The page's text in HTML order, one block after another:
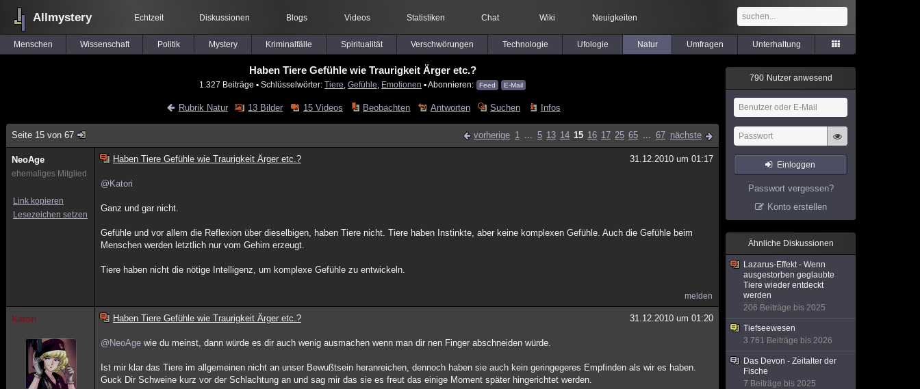
Allmystery Echtzeit Diskussionen Blogs Videos Statistiken Chat Wiki Neuigkeiten
Menschen Wissenschaft Politik Mystery Kriminalfälle Spiritualität Verschwörungen Technologie Ufologie Natur Umfragen Unterhaltung
Haben Tiere Gefühle wie Traurigkeit Ärger etc.?
1.327 Beiträge ▪ Schlüsselwörter: Tiere Gefühle Emotionen ▪ Abonnieren: Feed E-Mail
Rubrik Natur 13 Bilder 15 Videos Beobachten Antworten Suchen Infos
Seite 15 von 67 vorherige 1 ... 5 13 14 15 16 17 25 65 ... 67 nächste
NeoAge
ehemaliges Mitglied
Link kopieren
Lesezeichen setzen
Haben Tiere Gefühle wie Traurigkeit Ärger etc.? 31.12.2010 um 01:17
@Katori
Ganz und gar nicht.
Gefühle und vor allem die Reflexion über dieselbigen, haben Tiere nicht. Tiere haben Instinkte, aber keine komplexen Gefühle. Auch die Gefühle beim
Menschen werden letztlich nur vom Gehirn erzeugt.
Tiere haben nicht die nötige Intelligenz, um komplexe Gefühle zu entwickeln.
melden
Katori Haben Tiere Gefühle wie Traurigkeit Ärger etc.? 31.12.2010 um 01:20
@NeoAge wie du meinst, dann würde es dir auch wenig ausmachen wenn man dir nen Finger abschneiden würde.
Ist mir klar das Tiere im allgemeinen nicht an unser Bewußtsein heranreichen, dennoch haben sie auch kein geringegeres Empfinden als wir es haben.
Guck Dir Schweine kurz vor der Schlachtung an und sag mir das sie es freut das einige Moment später hingerichtet werden.
790 Nutzer anwesend
Einloggen
Passwort vergessen?
Konto erstellen
Ähnliche Diskussionen
Lazarus-Effekt - Wenn
ausgestorben geglaubte
Tiere wieder entdeckt
werden
206 Beiträge bis 2025
Tiefseewesen
3.761 Beiträge bis 2026
Das Devon - Zeitalter der
Fische
7 Beiträge bis 2025